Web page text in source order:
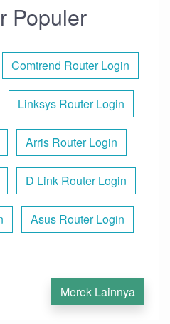
Populer
Comtrend Router Login
Linksys Router Login
Arris Router Login
D Link Router Login
Asus Router Login
Merek Lainnya